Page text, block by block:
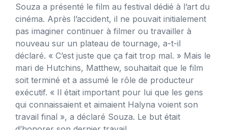
Souza a présenté le film au festival dédié à l’art du
cinéma. Après l’accident, il ne pouvait initialement
pas imaginer continuer à filmer ou travailler à
nouveau sur un plateau de tournage, a-t-il
déclaré. « C’est juste que ça fait trop mal. » Mais le
mari de Hutchins, Matthew, souhaitait que le film
soit terminé et a assumé le rôle de producteur
exécutif. « Il était important pour lui que les gens
qui connaissaient et aimaient Halyna voient son
travail final », a déclaré Souza. Le but était